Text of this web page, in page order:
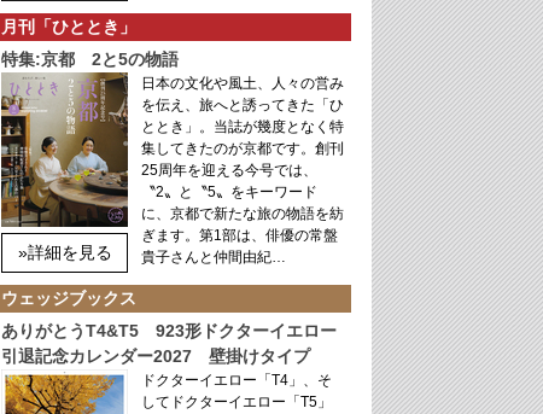
月刊「ひととき」
特集:京都 2と5の物語
»詳細を見る
日本の文化や風土、人々の営み
を伝え、旅へと誘ってきた「ひ
ととき」。当誌が幾度となく特
集してきたのが京都です。創刊
25周年を迎える今号では、
〝2〟と〝5〟をキーワード
に、京都で新たな旅の物語を紡
ぎます。第1部は、俳優の常盤
貴子さんと仲間由紀…
ウェッジブックス
ありがとうT4&T5 923形ドクターイエロー
引退記念カレンダー2027 壁掛けタイプ
ドクターイエロー「T4」、そ
してドクターイエロー「T5」